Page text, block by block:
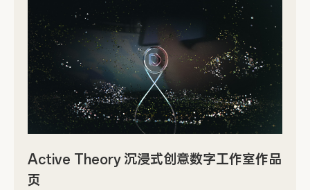
Active Theory 沉浸式创意数字工作室作品
页